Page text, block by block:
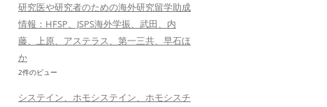
研究医や研究者のための海外研究留学助成
情報：HFSP、JSPS海外学振、武田、内
藤、上原、アステラス、第一三共、早石ほ
か
2件のビュー
システイン、ホモシステイン、ホモシスチ